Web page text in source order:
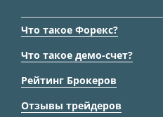
Что такое Форекс?
Что такое демо-счет?
Рейтинг Брокеров
Отзывы трейдеров